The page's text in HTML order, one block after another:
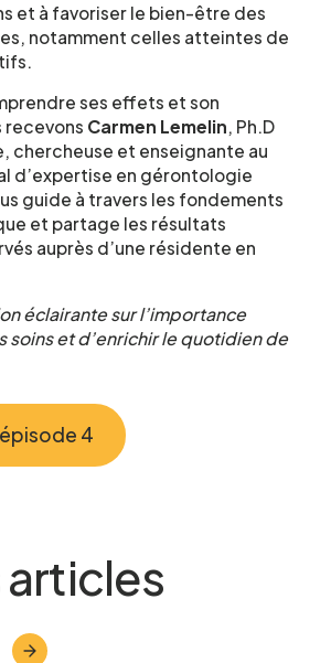
et à favoriser le bien-être des
notamment celles atteintes de
ses effets et son
recevons Carmen Lemelin, Ph.D
chercheuse et enseignante au
d’expertise en gérontologie
guide à travers les fondements
et partage les résultats
auprès d’une résidente en
éclairante sur l’importance
soins et d’enrichir le quotidien de
4
partenaires sont
à la recherche de gens pour
projets, études, sondages,
votre intérêt.